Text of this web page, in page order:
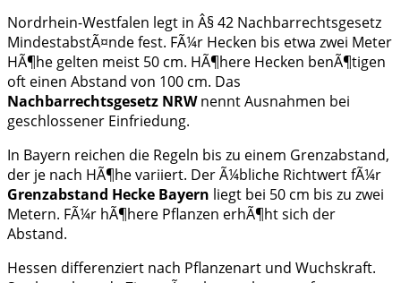
Nordrhein-Westfalen legt in Â§ 42 Nachbarrechtsgesetz
MindestabstÃ¤nde fest. FÃ¼r Hecken bis etwa zwei Meter
HÃ¶he gelten meist 50 cm. HÃ¶here Hecken benÃ¶tigen
oft einen Abstand von 100 cm. Das
Nachbarrechtsgesetz NRWnennt Ausnahmen bei
geschlossener Einfriedung.
In Bayern reichen die Regeln bis zu einem Grenzabstand,
der je nach HÃ¶he variiert. Der Ã¼bliche Richtwert fÃ¼r
Grenzabstand Hecke Bayern liegt bei 50 cm bis zu zwei
Metern. FÃ¼r hÃ¶here Pflanzen erhÃ¶ht sich der
Abstand.
Hessen differenziert nach Pflanzenart und Wuchskraft.